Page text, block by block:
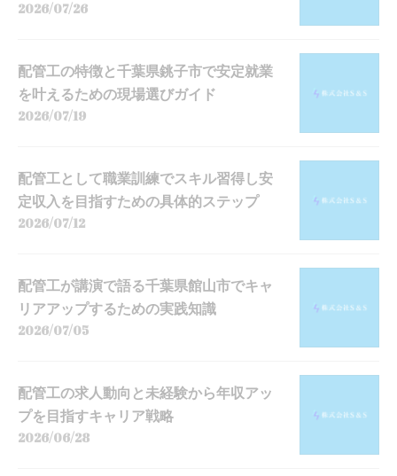
2026/07/26
配管工の特徴と千葉県銚子市で安定就業
を叶えるための現場選びガイド
2026/07/19
配管工として職業訓練でスキル習得し安
定収入を目指すための具体的ステップ
2026/07/12
配管工が講演で語る千葉県館山市でキャ
リアアップするための実践知識
2026/07/05
配管工の求人動向と未経験から年収アッ
プを目指すキャリア戦略
2026/06/28